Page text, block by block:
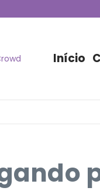
53 mil ingressos e
Início